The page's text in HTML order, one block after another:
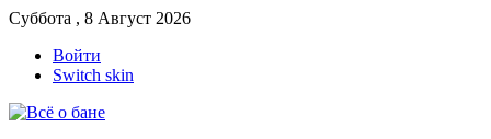
Суббота , 8 Август 2026
Войти
Switch skin